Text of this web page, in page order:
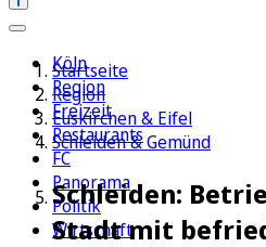
Köln
Region
Freizeit
Restaurants
FC
Panorama
Politik
Wirtschaft
Startseite
Region
Euskirchen & Eifel
Schleiden & Gemünd
Schleiden:
Stadt mit